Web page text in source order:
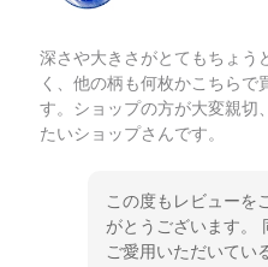
深さや大きさがとてもちょう
く、他の柄も何枚かこちらで
す。ショップの方が大変親切
たいショップさんです。
この度もレビューを
がとうございます。
ご愛用いただいてい